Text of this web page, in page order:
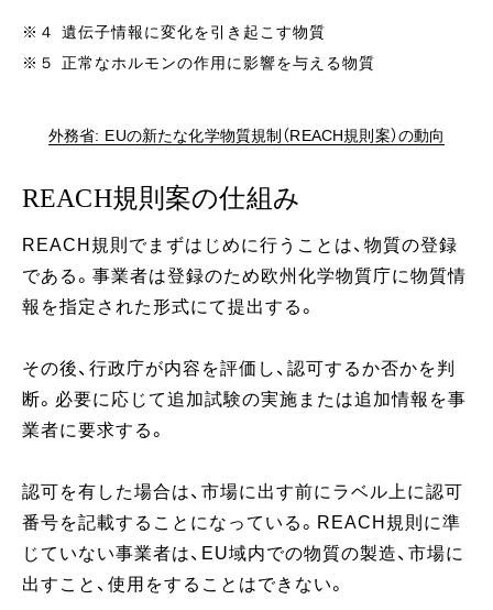
※４ 遺伝子情報に変化を引き起こす物質
※５ 正常なホルモンの作用に影響を与える物質
外務省: EUの新たな化学物質規制（REACH規則案）の動向
REACH規則案の仕組み
REACH規則でまずはじめに行うことは、物質の登録
である。事業者は登録のため欧州化学物質庁に物質情
報を指定された形式にて提出する。
その後、行政庁が内容を評価し、認可するか否かを判
断。必要に応じて追加試験の実施または追加情報を事
業者に要求する。
認可を有した場合は、市場に出す前にラベル上に認可
番号を記載することになっている。REACH規則に準
じていない事業者は、EU域内での物質の製造、市場に
出すこと、使用をすることはできない。